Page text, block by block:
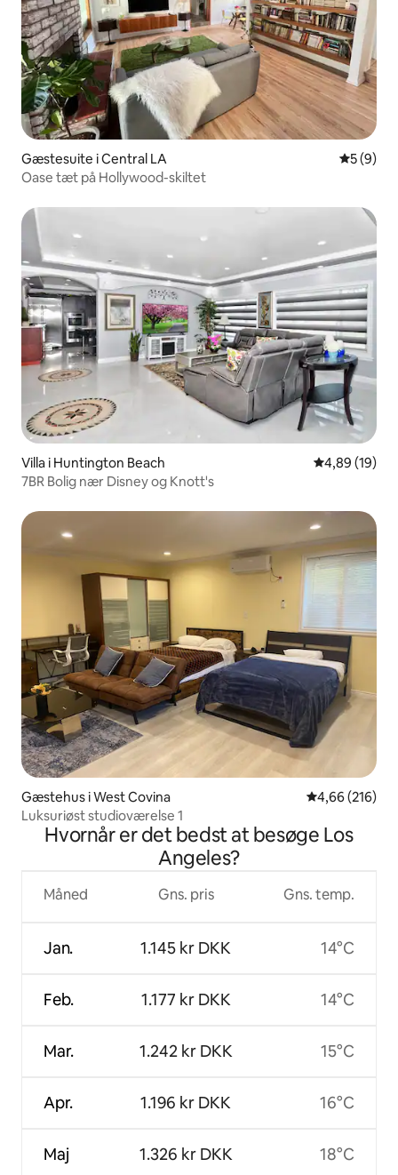
Gæstesuite i Central LA 5 ud af 5
5 (9)
Oase tæt på Hollywood-skiltet
Villa i Huntington Beach 4,89 ud af 5 i
4,89 (19)
7BR Bolig nær Disney og Knott's
Gæstehus i West Covina 4,66 ud af 5 i
4,66 (216)
Luksuriøst studioværelse 1
Hvornår er det bedst at besøge Los
Angeles?
Måned
Jan.
Feb.
Mar.
Apr.
Maj
Gns. pris
1.145 kr DKK
1.177 kr DKK
1.242 kr DKK
1.196 kr DKK
1.326 kr DKK
Gns. temp.
14°C
14°C
15°C
16°C
18°C